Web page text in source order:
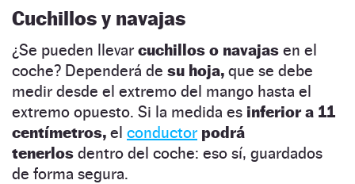
Cuchillos y navajas
¿Se pueden llevar cuchillos o navajas en el
coche? Dependerá de su hoja, que se debe
medir desde el extremo del mango hasta el
extremo opuesto. Si la medida es inferior a 11
centímetros, el conductor podrá
tenerlos dentro del coche: eso sí, guardados
de forma segura.